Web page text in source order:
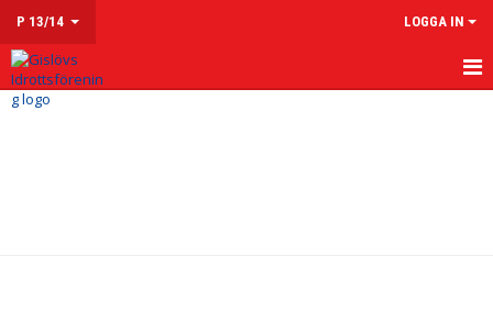
P 13/14 LOGGA IN
HEM